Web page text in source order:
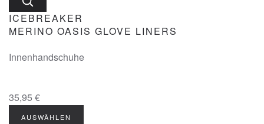
ICEBREAKER
MERINO OASIS GLOVE LINERS
Innenhandschuhe
35,95 €
AUSWÄHLEN